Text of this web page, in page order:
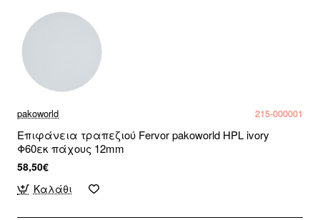
pakoworld 215-000001
Επιφάνεια τραπεζιού Fervor pakoworld HPL ivory
Φ60εκ πάχους 12mm
58,50€
Καλάθι